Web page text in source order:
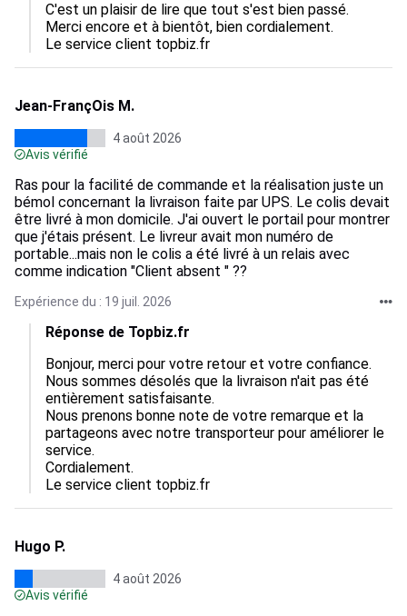
C'est un plaisir de lire que tout s'est bien passé.
Merci encore et à bientôt, bien cordialement.
Le service client topbiz.fr
Jean-FrançOis M.
4 août 2026
Avis vérifié
Ras pour la facilité de commande et la réalisation juste un
bémol concernant la livraison faite par UPS. Le colis devait
être livré à mon domicile. J'ai ouvert le portail pour montrer
que j'étais présent. Le livreur avait mon numéro de
portable...mais non le colis a été livré à un relais avec
comme indication "Client absent " ??
Expérience du : 19 juil. 2026
Réponse de Topbiz.fr
Bonjour, merci pour votre retour et votre confiance.
Nous sommes désolés que la livraison n'ait pas été
entièrement satisfaisante.
Nous prenons bonne note de votre remarque et la
partageons avec notre transporteur pour améliorer le
service.
Cordialement.
Le service client topbiz.fr
Hugo P.
4 août 2026
Avis vérifié